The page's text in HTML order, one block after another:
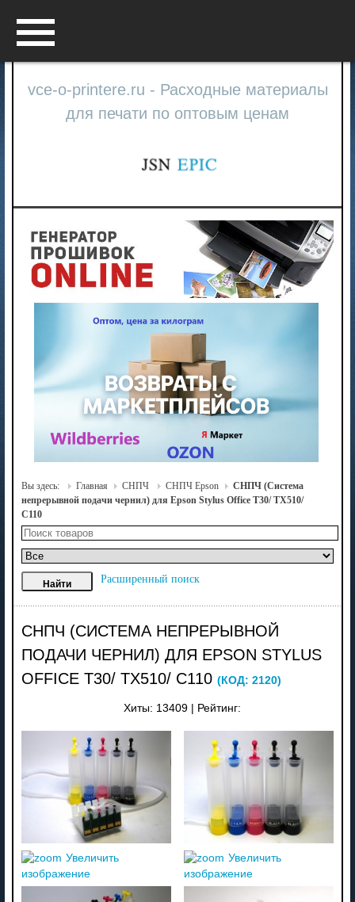
vce-o-printere.ru - Расходные материалы
для печати по оптовым ценам
Вы здесь: Главная СНПЧ СНПЧ Epson
СНПЧ (Система
непрерывной подачи чернил) для Epson Stylus Office T30/ TX510/
C110
Расширенный поиск
СНПЧ (СИСТЕМА НЕПРЕРЫВНОЙ
ПОДАЧИ ЧЕРНИЛ) ДЛЯ EPSON STYLUS
OFFICE T30/ TX510/ C110 (КОД: 2120)
Хиты: 13409 Рейтинг:
Увеличить
изображение
Увеличить
изображение